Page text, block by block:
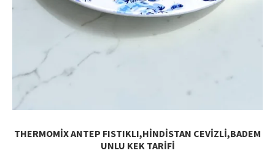
THERMOMİX ANTEP FISTIKLI,HİNDİSTAN CEVİZLİ,BADEM
UNLU KEK TARİFİ